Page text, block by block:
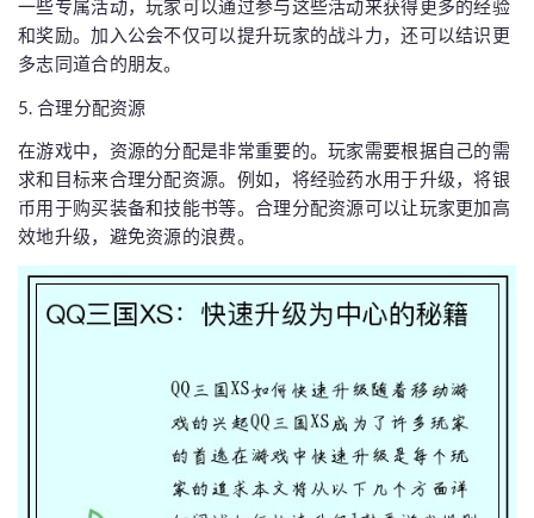
一些专属活动，玩家可以通过参与这些活动来获得更多的经验
和奖励。加入公会不仅可以提升玩家的战斗力，还可以结识更
多志同道合的朋友。
5. 合理分配资源
在游戏中，资源的分配是非常重要的。玩家需要根据自己的需
求和目标来合理分配资源。例如，将经验药水用于升级，将银
币用于购买装备和技能书等。合理分配资源可以让玩家更加高
效地升级，避免资源的浪费。